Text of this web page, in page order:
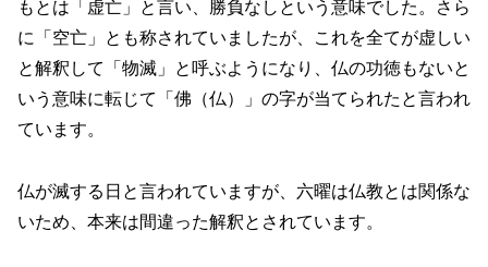
もとは「虚亡」と言い、勝負なしという意味でした。さら
に「空亡」とも称されていましたが、これを全てが虚しい
と解釈して「物滅」と呼ぶようになり、仏の功徳もないと
いう意味に転じて「佛（仏）」の字が当てられたと言われ
ています。
仏が滅する日と言われていますが、六曜は仏教とは関係な
いため、本来は間違った解釈とされています。